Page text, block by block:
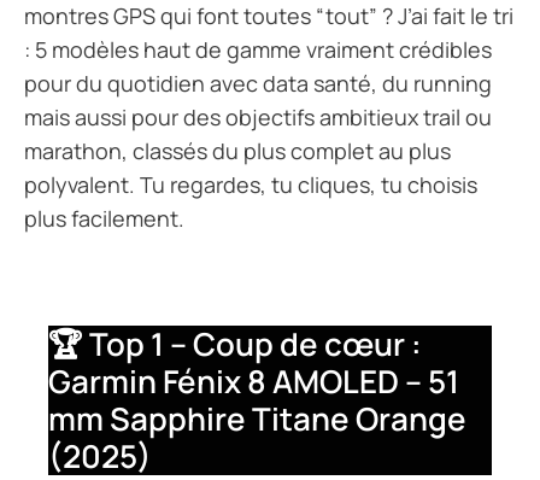
montres GPS qui font toutes “tout” ? J’ai fait le tri
: 5 modèles haut de gamme vraiment crédibles
pour du quotidien avec data santé, du running
mais aussi pour des objectifs ambitieux trail ou
marathon, classés du plus complet au plus
polyvalent. Tu regardes, tu cliques, tu choisis
plus facilement.
🏆 Top 1 – Coup de cœur :
Garmin Fénix 8 AMOLED – 51
mm Sapphire Titane Orange
(2025)